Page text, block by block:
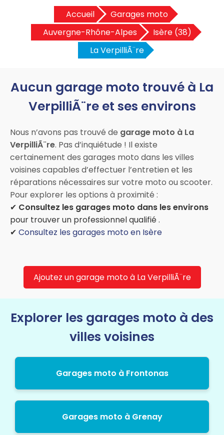
Accueil
Garages moto
Auvergne-Rhône-Alpes
Isère (38)
La VerpilliÃ¨re
Aucun garage moto trouvé à La
VerpilliÃ¨re et ses environs
Nous n’avons pas trouvé de garage moto à La
VerpilliÃ¨re. Pas d’inquiétude ! Il existe
certainement des garages moto dans les villes
voisines capables d’effectuer l’entretien et les
réparations nécessaires sur votre moto ou scooter.
Pour explorer les options à proximité :
✔ Consultez les garages moto dans les environs
pour trouver un professionnel qualifié .
✔ Consultez les garages moto en Isère
Ajoutez un garage moto à La VerpilliÃ¨re
Explorer les garages moto à des
villes voisines
Garages moto à Frontonas
Garages moto à Grenay